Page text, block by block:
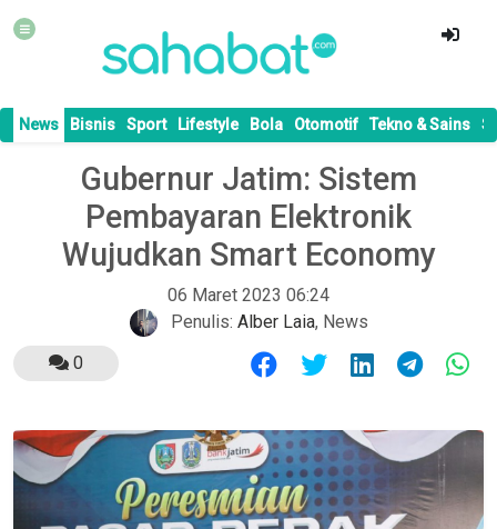
News Bisnis Sport Lifestyle Bola Otomotif Tekno & Sains
Gubernur Jatim: Sistem
Pembayaran Elektronik
Wujudkan Smart Economy
06 Maret 2023 06:24
Penulis: Alber Laia, News
0